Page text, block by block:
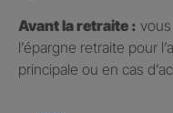
Avant la retraite :
l’épargne retraite pour
principale ou en cas